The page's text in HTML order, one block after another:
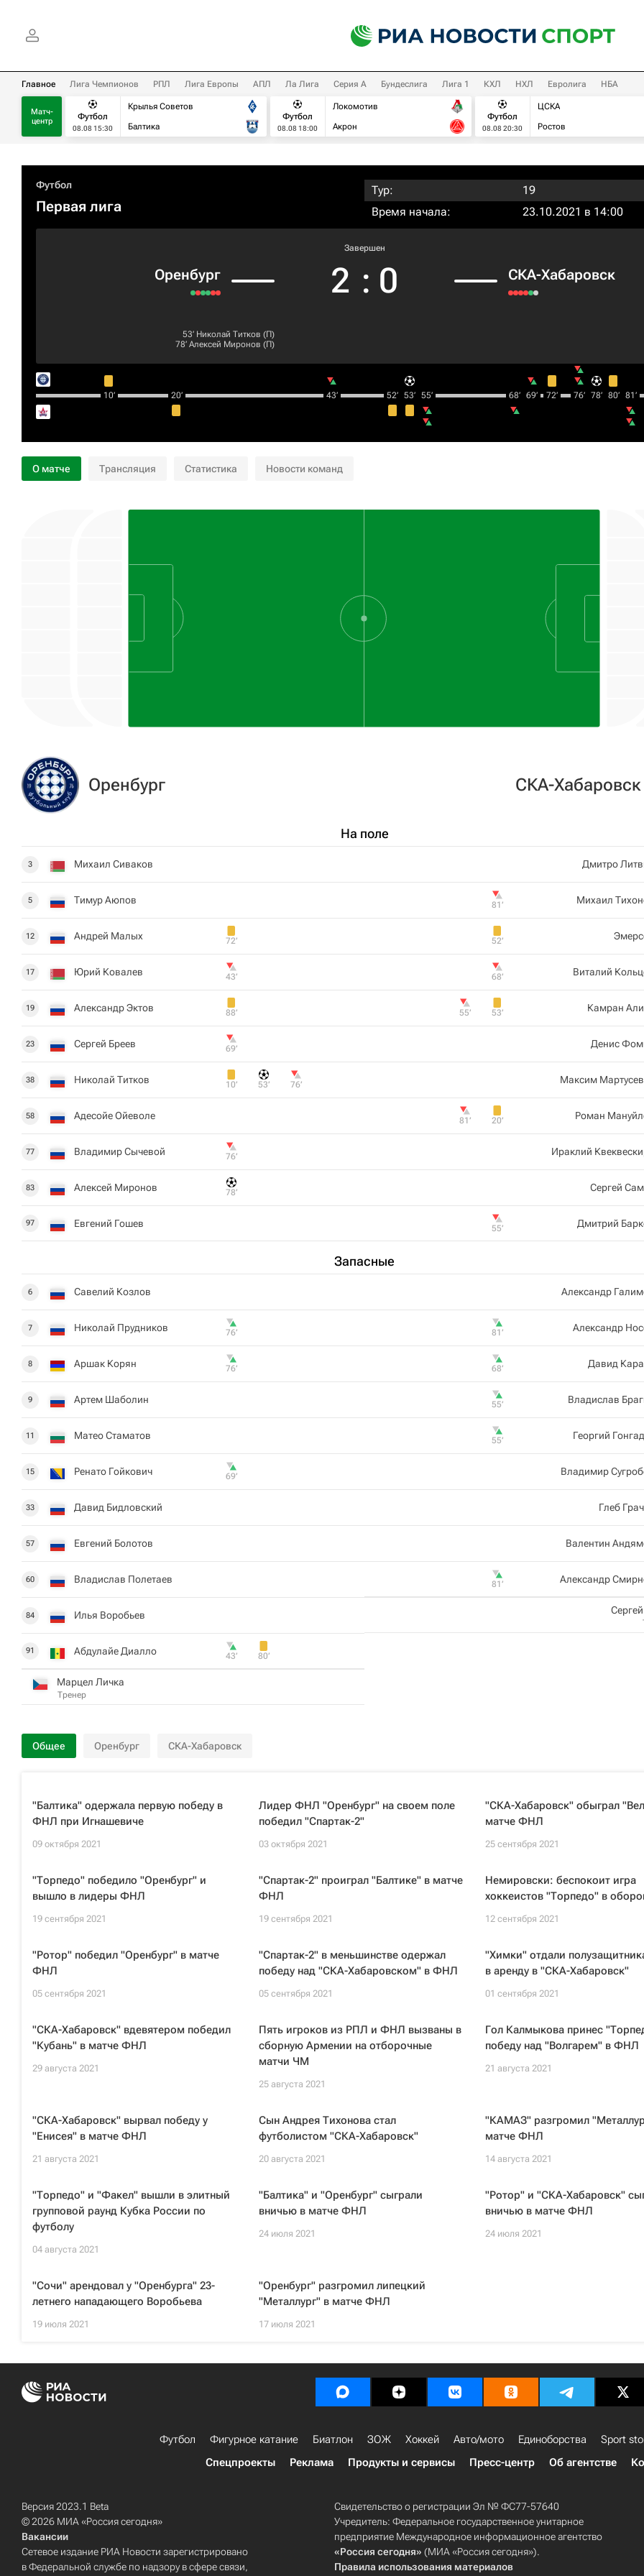
Главное Лига Чемпионов РПЛ Лига Европы АПЛ Ла Лига Серия А Бундеслига Лига 1 КХЛ НХЛ Евролига НБА
Матч-
центр
Футбол
08.08 15:30
Крылья Советов
Балтика
Футбол
08.08 18:00
Локомотив
Акрон
Футбол
08.08 20:30
ЦСКА
Ростов
Футбол
Первая лига
Тур:
19
Время начала:
23.10.2021 в 14:00
Оренбург
Завершен
2 : 0 СКА-Хабаровск
53‎’‎ Николай Титков (П)
78‎’‎ Алексей Миронов (П)
10‎’‎ 20‎’‎ 43‎’‎ 52‎’‎ 53‎’‎ 55‎’‎ 68‎’‎ 69‎’‎ 72‎’‎ 76‎’‎ 78‎’‎ 80‎’‎ 81‎’‎
О матче Трансляция Статистика Новости команд
Оренбург
На поле
3 Михаил Сиваков
5 Тимур Аюпов
12 Андрей Малых 72‎’‎
17 Юрий Ковалев 43‎’‎
19 Александр Эктов 88‎’‎
23 Сергей Бреев 69‎’‎
38 Николай Титков 10‎’‎ 53‎’‎ 76‎’‎
58 Адесойе Ойеволе
77 Владимир Сычевой 76‎’‎
83 Алексей Миронов 78‎’‎
97 Евгений Гошев
Запасные
6 Савелий Козлов
7 Николай Прудников 76‎’‎
8 Аршак Корян 76‎’‎
9 Артем Шаболин
11 Матео Стаматов
15 Ренато Гойкович 69‎’‎
33 Давид Бидловский
57 Евгений Болотов
60 Владислав Полетаев
84 Илья Воробьев
91 Абдулайе Диалло 43‎’‎ 80‎’‎
Марцел Личка
Тренер
СКА-Хабаровск
Дмитро
Михаил
81‎’‎
52‎’‎
Виталий
68‎’‎
Камран
53‎’‎
55‎’‎
Денис
Максим
Роман
20‎’‎
81‎’‎
Ираклий
Сергей
Дмитрий
55‎’‎
Александр
Александр
81‎’‎
Давид
68‎’‎
Владислав
55‎’‎
Георгий
55‎’‎
Владимир
Глеб
Валентин
Александр
81‎’‎
Общее Оренбург СКА-Хабаровск
"Балтика" одержала первую победу в
ФНЛ при Игнашевиче
09 октября 2021
Лидер ФНЛ "Оренбург" на своем поле
победил "Спартак-2"
03 октября 2021
"СКА-Хабаровск" обыграл
матче ФНЛ
25 сентября 2021
"Торпедо" победило "Оренбург" и
вышло в лидеры ФНЛ
19 сентября 2021
"Спартак-2" проиграл "Балтике" в матче
ФНЛ
19 сентября 2021
Немировски: беспокоит игра
хоккеистов "Торпедо" в
12 сентября 2021
"Ротор" победил "Оренбург" в матче
ФНЛ
05 сентября 2021
"Спартак-2" в меньшинстве одержал
победу над "СКА-Хабаровском" в ФНЛ
05 сентября 2021
"Химки" отдали
в аренду в "СКА-Хабаровск"
01 сентября 2021
"СКА-Хабаровск" вдевятером победил
"Кубань" в матче ФНЛ
29 августа 2021
Пять игроков из РПЛ и ФНЛ вызваны в
сборную Армении на отборочные
матчи ЧМ
25 августа 2021
Гол Калмыкова принес
победу над "Волгарем" в ФНЛ
21 августа 2021
"СКА-Хабаровск" вырвал победу у
"Енисея" в матче ФНЛ
21 августа 2021
Сын Андрея Тихонова стал
футболистом "СКА-Хабаровск"
20 августа 2021
"КАМАЗ" разгромил
матче ФНЛ
14 августа 2021
"Торпедо" и "Факел" вышли в элитный
групповой раунд Кубка России по
футболу
04 августа 2021
"Балтика" и "Оренбург" сыграли
вничью в матче ФНЛ
24 июля 2021
"Ротор" и "СКА-Хабаровск"
вничью в матче ФНЛ
24 июля 2021
"Сочи" арендовал у "Оренбурга" 23-
летнего нападающего Воробьева
19 июля 2021
"Оренбург" разгромил липецкий
"Металлург" в матче ФНЛ
17 июля 2021
Футбол Фигурное катание Биатлон ЗОЖ Хоккей Авто/мото Единоборства Sport
Спецпроекты
Реклама Продукты и сервисы Пресс-центр Об агентстве
Версия 2023.1 Beta
© 2026 МИА «Россия сегодня»
Вакансии
Сетевое издание РИА Новости зарегистрировано
в Федеральной службе по надзору в сфере связи,
Свидетельство о регистрации Эл № ФС77-57640
Учредитель: Федеральное государственное унитарное
предприятие Международное информационное агентство
«Россия сегодня» (МИА «Россия сегодня»).
Правила использования материалов